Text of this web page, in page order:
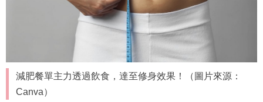
減肥餐單主力透過飲食，達至修身效果！（圖片來源：
Canva）